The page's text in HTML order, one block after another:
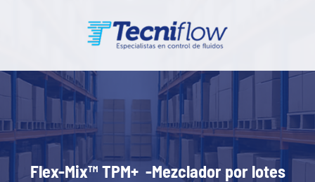
Flex-Mix™ TPM+ -Mezclador por lotes